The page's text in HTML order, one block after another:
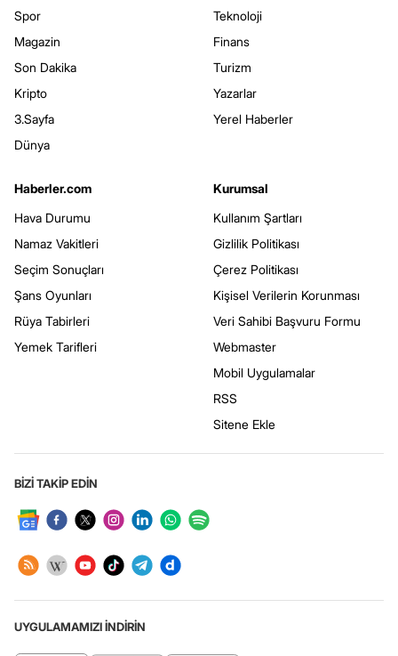
Spor
Magazin
Son Dakika
Kripto
3.Sayfa
Dünya
Teknoloji
Finans
Turizm
Yazarlar
Yerel Haberler
Haberler.com
Hava Durumu
Namaz Vakitleri
Seçim Sonuçları
Şans Oyunları
Rüya Tabirleri
Yemek Tarifleri
Kurumsal
Kullanım Şartları
Gizlilik Politikası
Çerez Politikası
Kişisel Verilerin Korunması
Veri Sahibi Başvuru Formu
Webmaster
Mobil Uygulamalar
RSS
Sitene Ekle
BİZİ TAKİP EDİN
UYGULAMAMIZI İNDİRİN